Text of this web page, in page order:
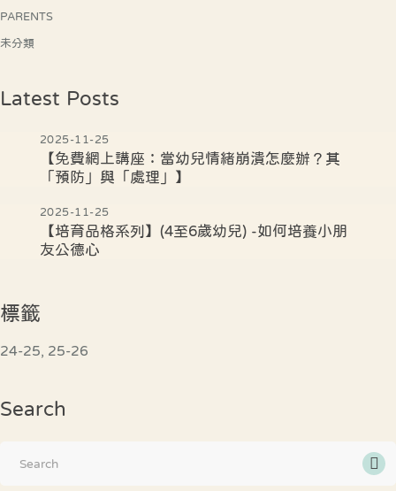
PARENTS
未分類
Latest Posts
2025-11-25
【免費網上講座：當幼兒情緒崩潰怎麼辦？其
「預防」與「處理」】
2025-11-25
【培育品格系列】(4至6歲幼兒) -如何培養小朋
友公德心
標籤
24-25 25-26
Search